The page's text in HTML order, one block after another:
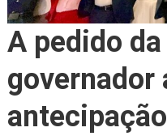
A pedido da
governador